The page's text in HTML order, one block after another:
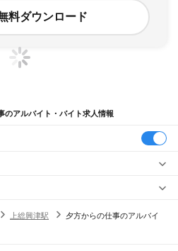
料ダウンロード
のアルバイト・バイト求人情報
上総興津駅
夕方からの仕事のアルバイ